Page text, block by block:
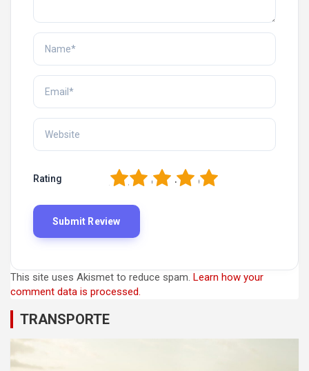
Rating 5
4
3
2
This site uses Akismet to reduce spam. Learn how your
comment data is processed.
TRANSPORTE